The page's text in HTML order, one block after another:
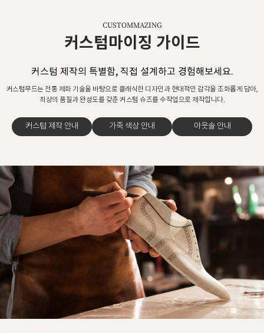
CUSTOMMAZING
커스텀마이징 가이드
커스텀 제작의 특별함, 직접 설계하고 경험해보세요.
커스텀무드는 전통 제화 기술을 바탕으로 클래식한 디자인과 현대적인 감각을 조화롭게 담아,
최상의 품질과 완성도를 갖춘 커스텀 슈즈를 수작업으로 제작합니다.
커스텀 제작 안내 가죽 색상 안내 아웃솔 안내